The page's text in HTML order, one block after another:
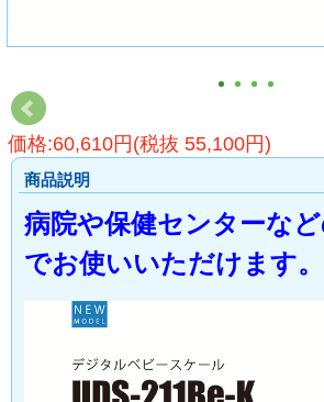
価格:60,610円(税抜 55,100円)
商品説明
病院や保健センターな
でお使いいただけます。